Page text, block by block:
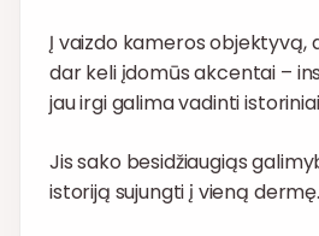
Į vaizdo kameros objektyvą,
dar keli įdomūs akcentai –
jau irgi galima vadinti
Jis sako besidžiaugiąs
istoriją sujungti į vieną dermę.